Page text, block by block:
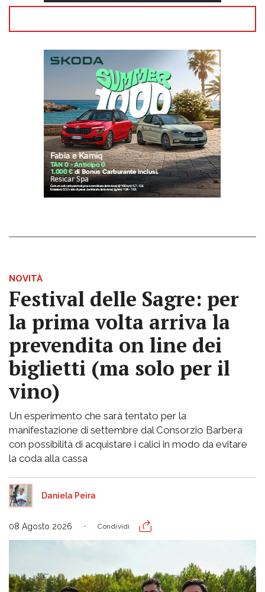
NOVITÀ
Festival delle Sagre: per
la prima volta arriva la
prevendita on line dei
biglietti (ma solo per il
vino)
Un esperimento che sarà tentato per la
manifestazione di settembre dal Consorzio Barbera
con possibilità di acquistare i calici in modo da evitare
la coda alla cassa
Daniela Peira
08 Agosto 2026 Condividi